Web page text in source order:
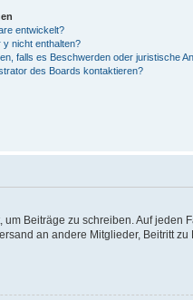
entwickelt?
y nicht enthalten?
falls es Beschwerden oder juristische
des Boards kontaktieren?
Beiträge zu schreiben. Auf jeden
an andere Mitglieder, Beitritt